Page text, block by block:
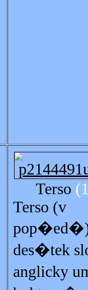
Terso
Terso (v
des�tek
anglicky